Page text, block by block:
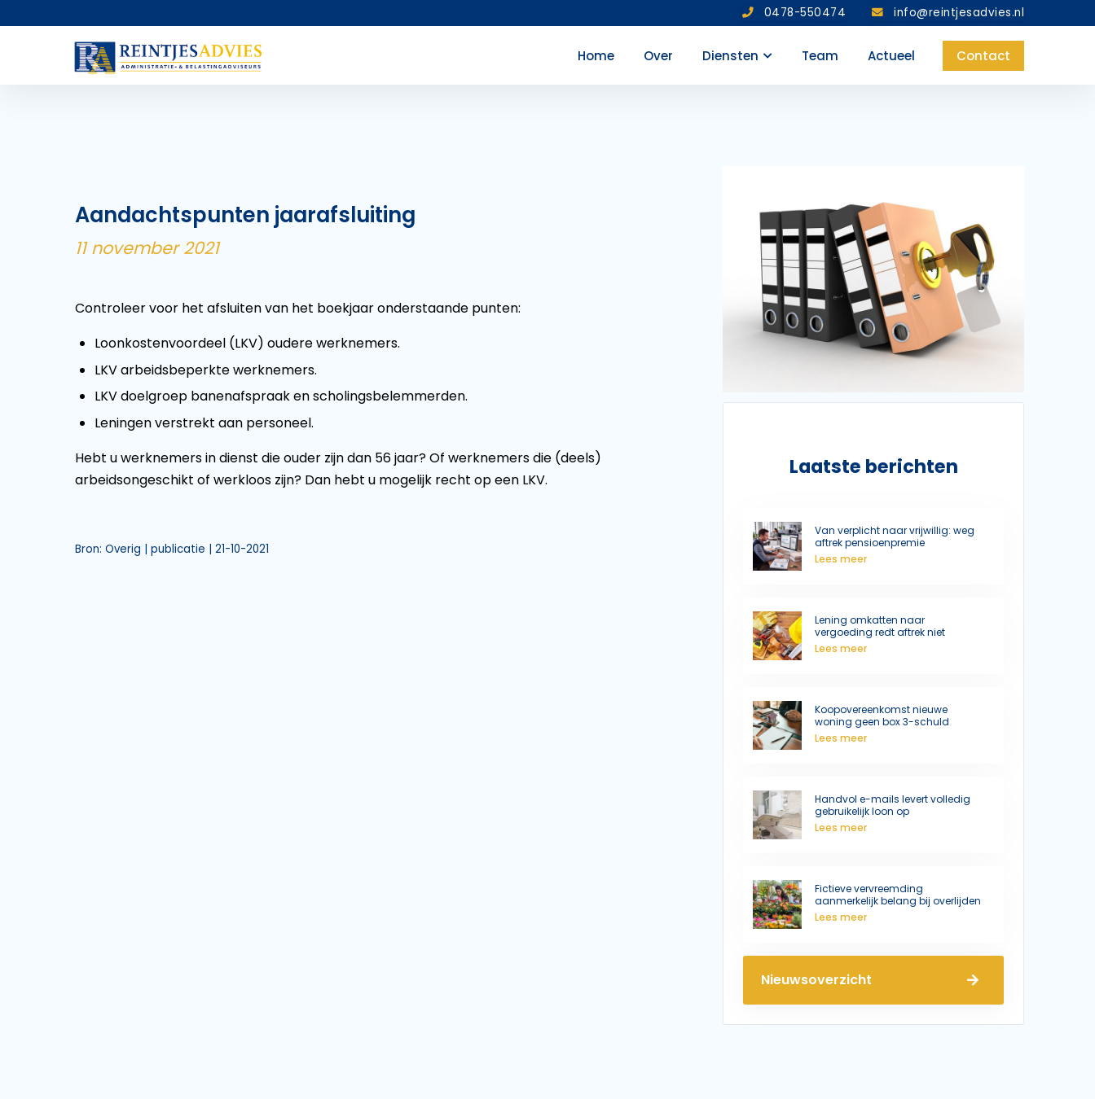
0478-550474 info@reintjesadvies.nl
Home Over Diensten Team Actueel Contact
Aandachtspunten jaarafsluiting
11 november 2021
Controleer voor het afsluiten van het boekjaar onderstaande punten:
Loonkostenvoordeel (LKV) oudere werknemers.
LKV arbeidsbeperkte werknemers.
LKV doelgroep banenafspraak en scholingsbelemmerden.
Leningen verstrekt aan personeel.
Hebt u werknemers in dienst die ouder zijn dan 56 jaar? Of werknemers die (deels)
arbeidsongeschikt of werkloos zijn? Dan hebt u mogelijk recht op een LKV.
Bron: Overig | publicatie | 21-10-2021
Laatste berichten
Van verplicht naar vrijwillig: weg
aftrek pensioenpremie
Lees meer
Lening omkatten naar
vergoeding redt aftrek niet
Lees meer
Koopovereenkomst nieuwe
woning geen box 3-schuld
Lees meer
Handvol e-mails levert volledig
gebruikelijk loon op
Lees meer
Fictieve vervreemding
aanmerkelijk belang bij overlijden
Lees meer
Nieuwsoverzicht